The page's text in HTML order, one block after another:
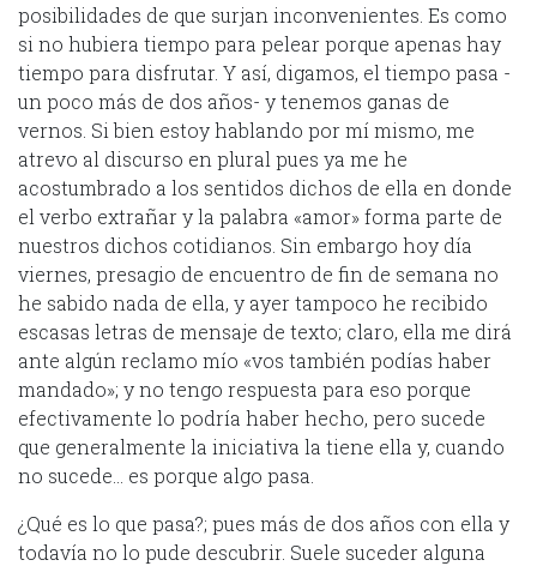
posibilidades de que surjan inconvenientes. Es como
si no hubiera tiempo para pelear porque apenas hay
tiempo para disfrutar. Y así, digamos, el tiempo pasa -
un poco más de dos años- y tenemos ganas de
vernos. Si bien estoy hablando por mí mismo, me
atrevo al discurso en plural pues ya me he
acostumbrado a los sentidos dichos de ella en donde
el verbo extrañar y la palabra «amor» forma parte de
nuestros dichos cotidianos. Sin embargo hoy día
viernes, presagio de encuentro de fin de semana no
he sabido nada de ella, y ayer tampoco he recibido
escasas letras de mensaje de texto; claro, ella me dirá
ante algún reclamo mío «vos también podías haber
mandado»; y no tengo respuesta para eso porque
efectivamente lo podría haber hecho, pero sucede
que generalmente la iniciativa la tiene ella y, cuando
no sucede… es porque algo pasa.
¿Qué es lo que pasa?; pues más de dos años con ella y
todavía no lo pude descubrir. Suele suceder alguna